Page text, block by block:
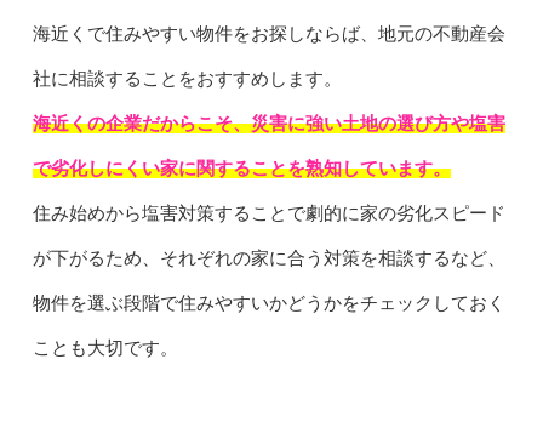
海近くで住みやすい物件をお探しならば、地元の不動産会
社に相談することをおすすめします。
海近くの企業だからこそ、災害に強い土地の選び方や塩害
で劣化しにくい家に関することを熟知しています。
住み始めから塩害対策することで劇的に家の劣化スピード
が下がるため、それぞれの家に合う対策を相談するなど、
物件を選ぶ段階で住みやすいかどうかをチェックしておく
ことも大切です。